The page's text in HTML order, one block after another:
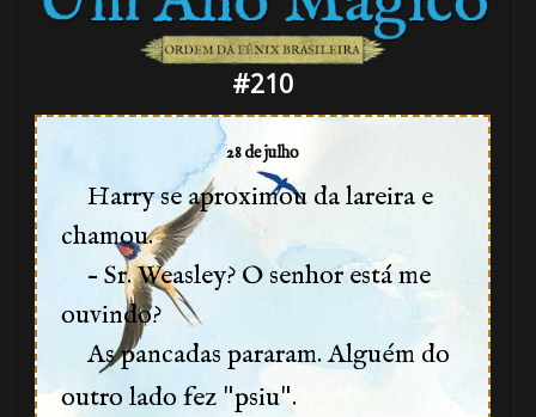
#210
28 de julho
Harry se aproximou da lareira e
chamou.
– Sr. Weasley? O senhor está me
ouvindo?
As pancadas pararam. Alguém do
outro lado fez "psiu".